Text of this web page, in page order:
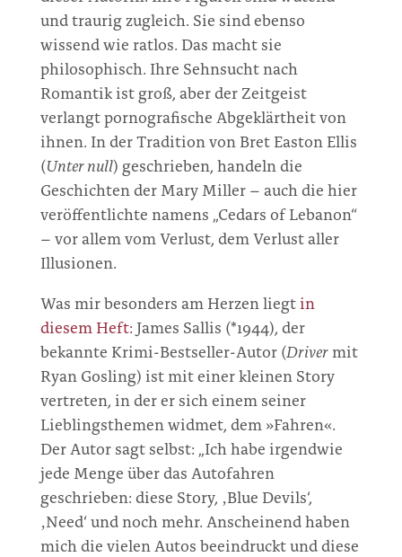
und traurig zugleich. Sie sind ebenso
wissend wie ratlos. Das macht sie
philosophisch. Ihre Sehnsucht nach
Romantik ist groß, aber der Zeitgeist
verlangt pornografische Abgeklärtheit von
ihnen. In der Tradition von Bret Easton Ellis
(Unter null) geschrieben, handeln die
Geschichten der Mary Miller – auch die hier
veröffentlichte namens „Cedars of Lebanon“
– vor allem vom Verlust, dem Verlust aller
Illusionen.
Was mir besonders am Herzen liegtin
diesem Heft: James Sallis (*1944), der
bekannte Krimi-Bestseller-Autor (Drivermit
Ryan Gosling) ist mit einer kleinen Story
vertreten, in der er sich einem seiner
Lieblingsthemen widmet, dem »Fahren«.
Der Autor sagt selbst: „Ich habe irgendwie
jede Menge über das Autofahren
geschrieben: diese Story, ‚Blue Devils‘,
‚Need‘ und noch mehr. Anscheinend haben
mich die vielen Autos beeindruckt und diese